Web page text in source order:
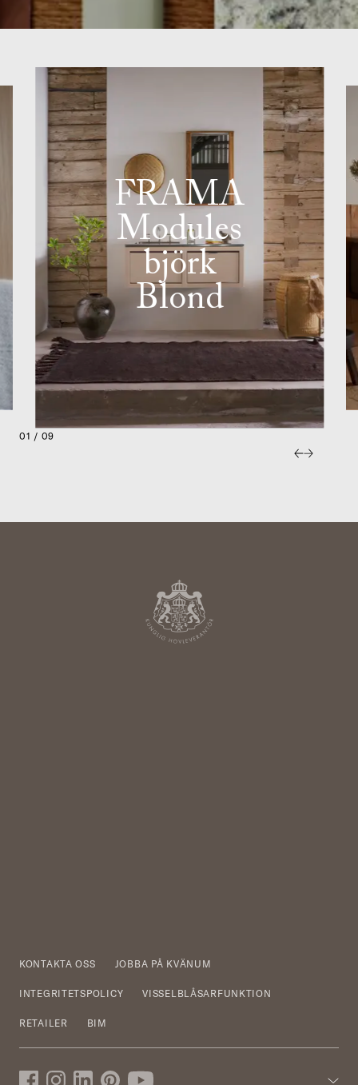
FRAMA
Modules
björk
Blond
01 / 09
KONTAKTA OSS JOBBA PÅ KVÄNUM
INTEGRITETSPOLICY VISSELBLÅSARFUNKTION
RETAILER BIM